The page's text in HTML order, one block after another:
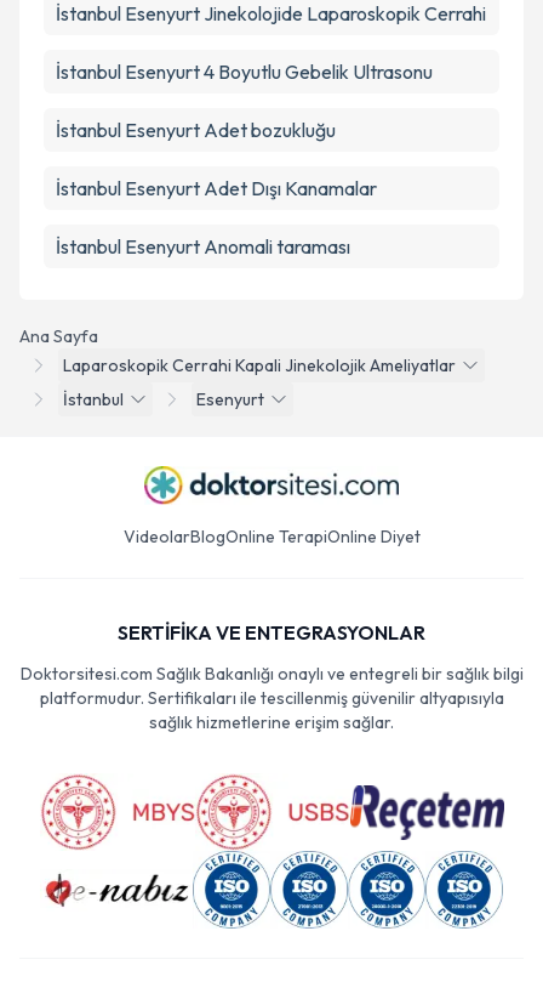
Ana Sayfa
Laparoskopik Cerrahi Kapali Jinekolojik Ameliyatlar
İstanbul
Esenyurt
İstanbul Esenyurt Jinekolojide Laparoskopik Cerrahi
İstanbul Esenyurt 4 Boyutlu Gebelik Ultrasonu
İstanbul Esenyurt Adet bozukluğu
İstanbul Esenyurt Adet Dışı Kanamalar
İstanbul Esenyurt Anomali taraması
VideolarBlogOnline TerapiOnline Diyet
SERTİFİKA VE ENTEGRASYONLAR
Doktorsitesi.com Sağlık Bakanlığı onaylı ve entegreli bir sağlık bilgi
platformudur. Sertifikaları ile tescillenmiş güvenilir altyapısıyla
sağlık hizmetlerine erişim sağlar.